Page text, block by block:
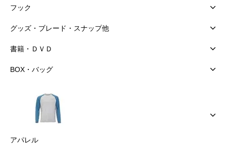
フック
グッズ・ブレード・スナップ他
書籍・ＤＶＤ
BOX・バッグ
アパレル